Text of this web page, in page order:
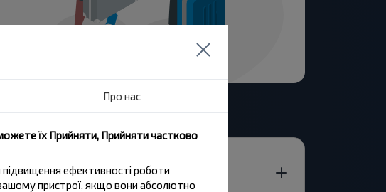
ОБЛ.-Озаричи?
Про нас
їх Прийняти, Прийняти частково
ефективності роботи
пристрої, якщо вони абсолютно